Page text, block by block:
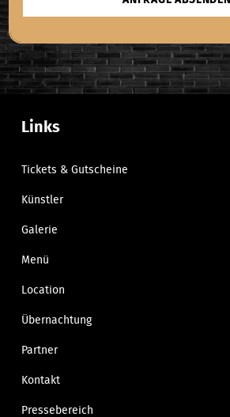
Links
Tickets & Gutscheine
Künstler
Galerie
Menü
Location
Übernachtung
Partner
Kontakt
Pressebereich